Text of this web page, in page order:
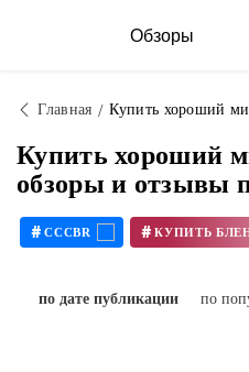
Обзоры
Главная Купить хороший
Купить хороший
обзоры и отзывы
# CCCBR #
по дате публикации по